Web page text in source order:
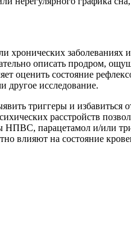
хронических
описать продром,
оценить состояние
исследование.
триггеры и избавиться
расстройств
НПВС, парацетамол и/или
влияют на состояние